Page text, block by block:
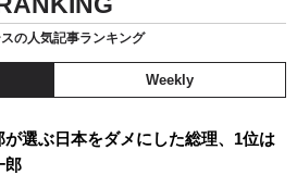
の人気記事ランキング
Weekly
が選ぶ日本をダメにした総理、1位は
郎